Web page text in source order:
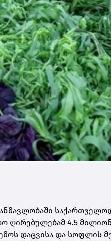
ღირებულებამ 4.5
დაცვისა და სოფლის